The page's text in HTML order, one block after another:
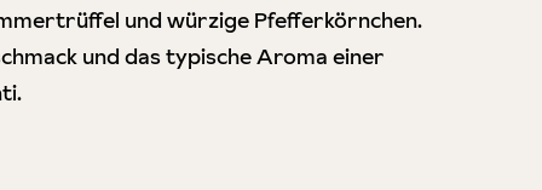
und würzige Pfefferkörnchen.
und das typische Aroma einer